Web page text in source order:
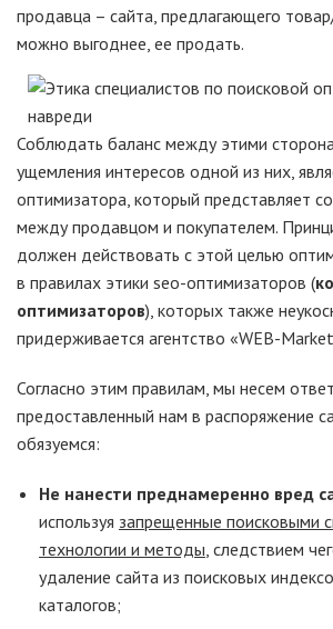
продавца – сайта, предлагающего
можно выгоднее, ее продать.
Соблюдать баланс между этими
ущемления интересов одной из них,
оптимизатора, который представляет
между продавцом и покупателем.
должен действовать с этой целью
в правилах этики seo-оптимизаторов (
оптимизаторов), которых также
придерживается агентство «WEB-
Согласно этим правилам, мы несем
предоставленный нам в распоряжение
обязуемся:
Не нанести преднамеренно вред
используя запрещенные поисковыми
технологии и методы, следствием
удаление сайта из поисковых
каталогов;